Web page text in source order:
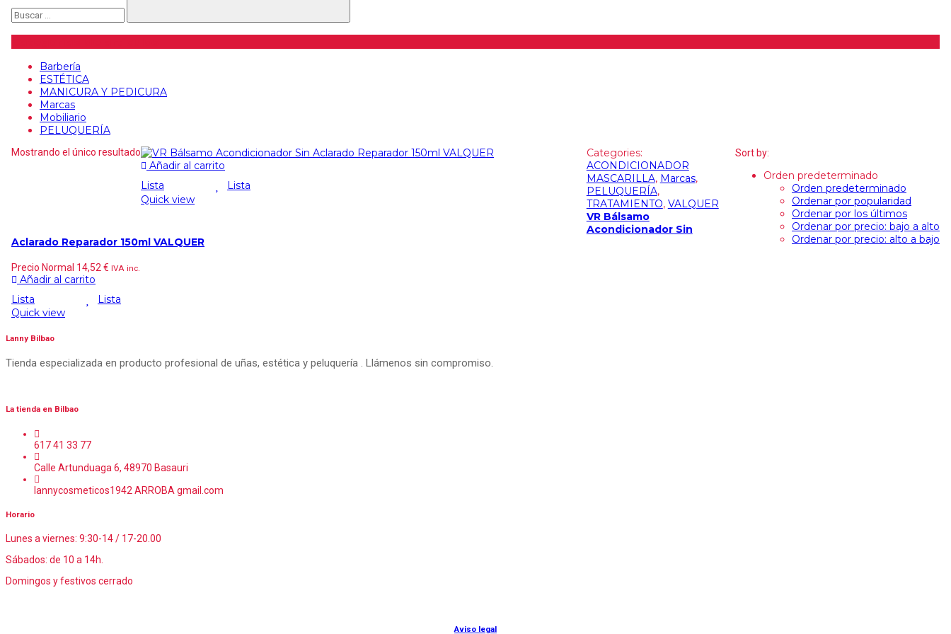
Barbería
ESTÉTICA
MANICURA Y PEDICURA
Marcas
Mobiliario
PELUQUERÍA
Mostrando el único resultado Sort by:
Orden predeterminado
Orden predeterminado
Ordenar por popularidad
Ordenar por los últimos
Ordenar por precio: bajo a alto
Ordenar por precio: alto a bajo
Añadir al carrito
Lista
Lista
Quick view
Categories:
ACONDICIONADOR
MASCARILLA, Marcas,
PELUQUERÍA,
TRATAMIENTO, VALQUER
VR Bálsamo
Acondicionador Sin
Aclarado Reparador 150ml VALQUER
Precio Normal 14,52 € IVA inc.
Añadir al carrito
Lista
Lista
Quick view
Lanny Bilbao
Tienda especializada en producto profesional de uñas, estética y peluquería . Llámenos sin compromiso.
La tienda en Bilbao
617 41 33 77
Calle Artunduaga 6, 48970 Basauri
lannycosmeticos1942 ARROBA gmail.com
Horario
Lunes a viernes: 9:30-14 / 17-20.00
Sábados: de 10 a 14h.
Domingos y festivos cerrado
Aviso legal